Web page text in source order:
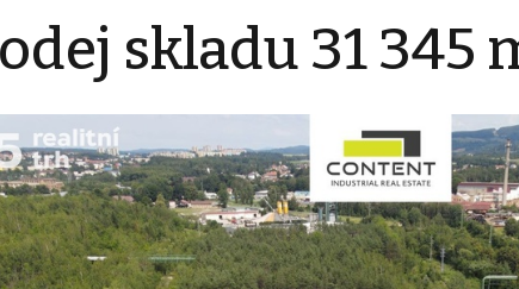
skladu 31 345